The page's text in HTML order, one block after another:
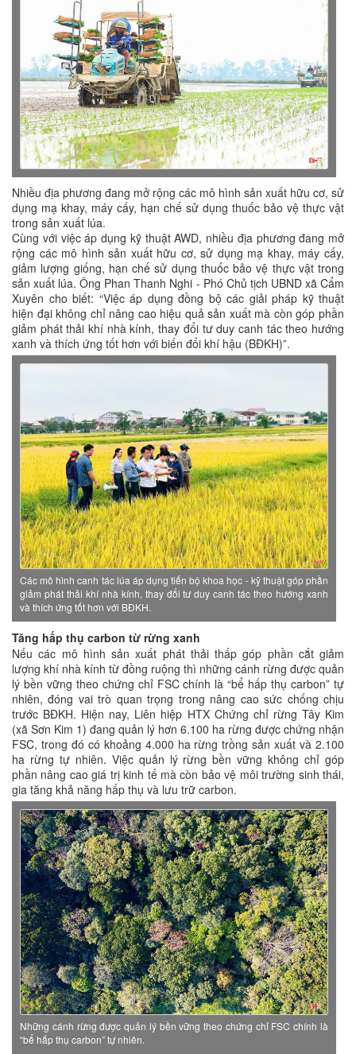
Nhiều địa phương đang mở rộng các mô hình sản xuất hữu cơ, sử
dụng mạ khay, máy cấy, hạn chế sử dụng thuốc bảo vệ thực vật
trong sản xuất lúa.
Cùng với việc áp dụng kỹ thuật AWD, nhiều địa phương đang mở
rộng các mô hình sản xuất hữu cơ, sử dụng mạ khay, máy cấy,
giảm lượng giống, hạn chế sử dụng thuốc bảo vệ thực vật trong
sản xuất lúa. Ông Phan Thanh Nghi - Phó Chủ tịch UBND xã Cẩm
Xuyên cho biết: “Việc áp dụng đồng bộ các giải pháp kỹ thuật
hiện đại không chỉ nâng cao hiệu quả sản xuất mà còn góp phần
giảm phát thải khí nhà kính, thay đổi tư duy canh tác theo hướng
xanh và thích ứng tốt hơn với biến đổi khí hậu (BĐKH)”.
Các mô hình canh tác lúa áp dụng tiến bộ khoa học - kỹ thuật góp phần
giảm phát thải khí nhà kính, thay đổi tư duy canh tác theo hướng xanh
và thích ứng tốt hơn với BĐKH.
Tăng hấp thụ carbon từ rừng xanh
Nếu các mô hình sản xuất phát thải thấp góp phần cắt giảm
lượng khí nhà kính từ đồng ruộng thì những cánh rừng được quản
lý bền vững theo chứng chỉ FSC chính là “bể hấp thụ carbon” tự
nhiên, đóng vai trò quan trọng trong nâng cao sức chống chịu
trước BĐKH. Hiện nay, Liên hiệp HTX Chứng chỉ rừng Tây Kim
(xã Sơn Kim 1) đang quản lý hơn 6.100 ha rừng được chứng nhận
FSC, trong đó có khoảng 4.000 ha rừng trồng sản xuất và 2.100
ha rừng tự nhiên. Việc quản lý rừng bền vững không chỉ góp
phần nâng cao giá trị kinh tế mà còn bảo vệ môi trường sinh thái,
gia tăng khả năng hấp thụ và lưu trữ carbon.
Những cánh rừng được quản lý bền vững theo chứng chỉ FSC chính là
“bể hấp thụ carbon” tự nhiên.